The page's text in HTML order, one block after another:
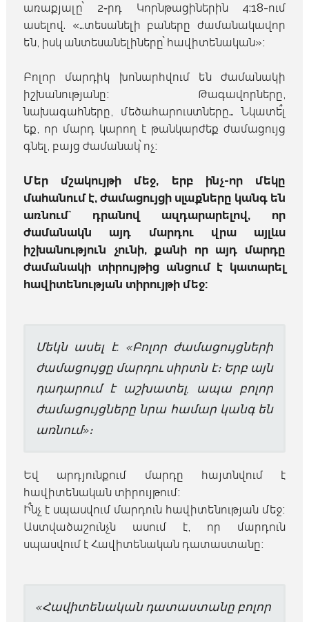
առաքյալը՝ 2֊րդ Կորնթացիներին 4:18-ում
ասելով. «…տեսանելի բաները ժամանակավոր
են, իսկ անտեսանելիները՝ հավիտենական»։
Բոլոր մարդիկ խոնարհվում են ժամանակի
իշխանությանը։ Թագավորները,
նախագահները, մեծահարուստները… Նկատե՞լ
եք, որ մարդ կարող է թանկարժեք ժամացույց
գնել, բայց ժամանակ՝ ոչ։
Մեր մշակույթի մեջ, երբ ինչ-որ մեկը
մահանում է, ժամացույցի սլաքները կանգ են
առնում` դրանով ազդարարելով, որ
ժամանակն այդ մարդու վրա այլևս
իշխանություն չունի, քանի որ այդ մարդը
ժամանակի տիրույթից անցում է կատարել
հավիտենության տիրույթի մեջ։
Մեկն ասել է. «Բոլոր ժամացույցների
ժամացույցը մարդու սիրտն է։ Երբ այն
դադարում է աշխատել, ապա բոլոր
ժամացույցները նրա համար կանգ են
առնում»։
Եվ արդյունքում մարդը հայտնվում է
հավիտենական տիրույթում։
Ի՞նչ է սպասվում մարդուն հավիտենության մեջ։
Աստվածաշունչն ասում է, որ մարդուն
սպասվում է Հավիտենական դատաստանը։
«Հավիտենական դատաստանը բոլոր